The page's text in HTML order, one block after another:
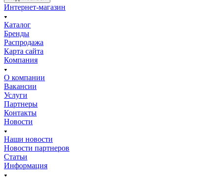
Интернет-магазин
Каталог
Бренды
Распродажа
Карта сайта
Компания
О компании
Вакансии
Услуги
Партнеры
Контакты
Новости
Наши новости
Новости партнеров
Статьи
Информация